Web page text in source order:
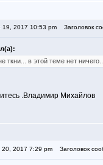
19, 2017 10:53 pm Заголовок
ткни... в этой теме нет
.Владимир Михайлов
2017 7:29 pm Заголовок